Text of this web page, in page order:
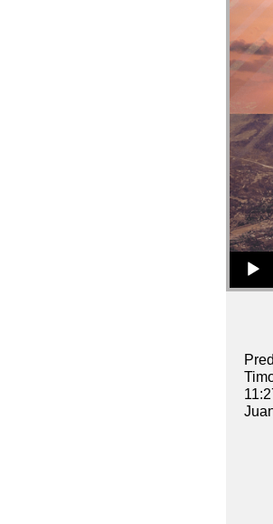
Audio Player